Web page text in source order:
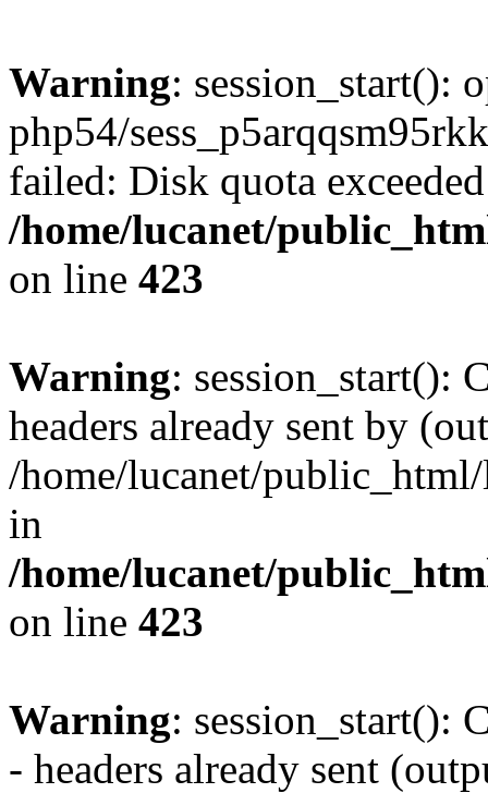
Warning: session_start():
php54/
failed: Disk quota
/home/lucanet/
on line 423
Warning: session_start():
headers already sent by
/home/lucanet/
in
/home/lucanet/
on line 423
Warning: session_start():
- headers already sent